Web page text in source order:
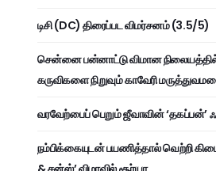
டிசி (DC) திரைப்பட விமர்சனம் (3.5/5)
சென்னை பன்னாட்டு விமான நிலையத்தில்
கருவிகளை நிறுவும் காவேரி
வரவேற்பைப் பெறும் ஜீவாவின் ‘தகப்பன்’
நம்பிக்கையுடன் பயணித்தால் வெற்றி